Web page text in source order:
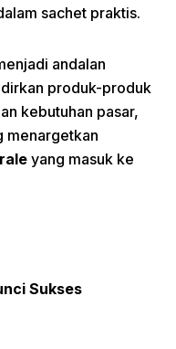
sachet praktis.
andalan
produk-produk
kebutuhan pasar,
menargetkan
yang masuk ke
Sukses